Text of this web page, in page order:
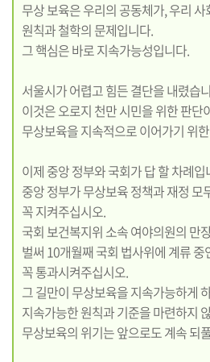
무상 보육은 우리의 공동체가, 우리
원칙과 철학의 문제입니다.
그 핵심은 바로 지속가능성입니다.
서울시가 어렵고 힘든 결단을 내렸습
이것은 오로지 천만 시민을 위한 판단
무상보육을 지속적으로 이어가기 위
이제 중앙 정부와 국회가 답 할 차례입
중앙 정부가 무상보육 정책과 재정 모
꼭 지켜주십시오.
국회 보건복지위 소속 여야의원의 만
벌써 10개월째 국회 법사위에 계류
꼭 통과시켜주십시오.
그 길만이 무상보육을 지속가능하게
지속가능한 원칙과 기준을 마련하지
무상보육의 위기는 앞으로도 계속 되